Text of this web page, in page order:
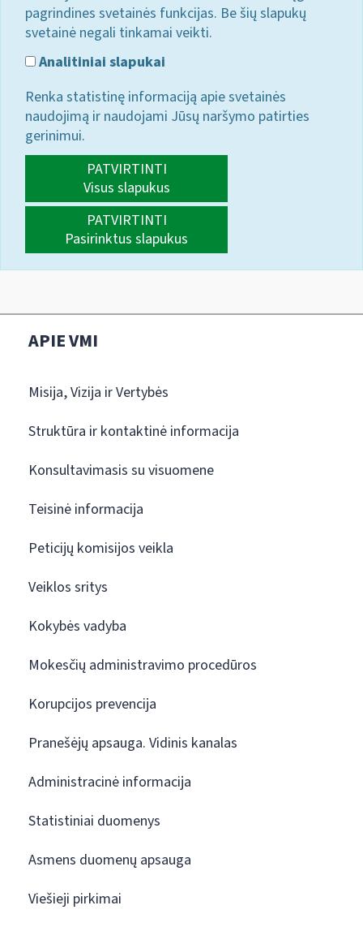
pagrindines svetainės funkcijas. Be šių slapukų
svetainė negali tinkamai veikti.
Analitiniai slapukai
Renka statistinę informaciją apie svetainės
naudojimą ir naudojami Jūsų naršymo patirties
gerinimui.
PATVIRTINTI
Visus slapukus
PATVIRTINTI
Pasirinktus slapukus
APIE VMI
Misija, Vizija ir Vertybės
Struktūra ir kontaktinė informacija
Konsultavimasis su visuomene
Teisinė informacija
Peticijų komisijos veikla
Veiklos sritys
Kokybės vadyba
Mokesčių administravimo procedūros
Korupcijos prevencija
Pranešėjų apsauga. Vidinis kanalas
Administracinė informacija
Statistiniai duomenys
Asmens duomenų apsauga
Viešieji pirkimai